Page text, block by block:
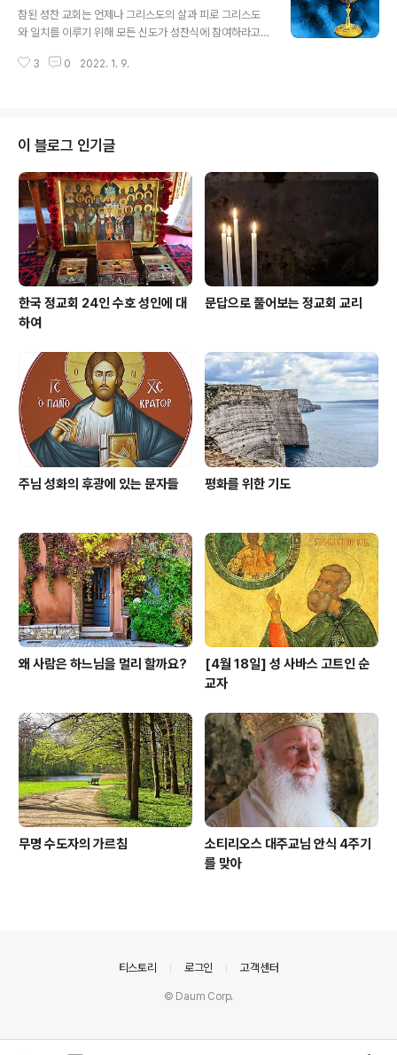
서가 있게 마련입니다. 그들에게 어떤 문제가 발생하면 모
두 참여하여 공동의 문제를 해결하기 위하여 의논하고 계
나가고 있는 것입니다. 그와 마찬가지로 신자로서 우리들
참된 성찬 교회는 언제나 그리스도의 살과 피로 그리스도
와 일치를 이루기 위해 모든 신도가 성찬식에 참여하라고
않는 사람은 자신의 영적 생활에 무슨 문제가 없는지 살펴
는 데에 있다. 그러므로 정교 공동체의 모든 구성원은 성찬
의 참여자가 되어야 하고 관람자가 되어서는 안된다. 주님
의 사도들과 초대 교인들 그리고 모든 교부께서도 주님과
의 일치를 그리고 또 그들 서로의 일치를 이 성찬식으로 생
활화하였다. 이처럼 성찬식에의 참여는 정교인의 생활에
있어서 절대적으로 필요한 신앙생활이다. 그런데 이 성..
3 0 2022. 1. 9.
이 블로그 인기글
한국 정교회 24인 수호 성인에 대
하여
문답으로 풀어보는 정교회 교리
주님 성화의 후광에 있는 문자들 평화를 위한 기도
왜 사람은 하느님을 멀리 할까요?
[4월 18일] 성 사바스 고트인 순
교자
무명 수도자의 가르침
소티리오스 대주교님 안식 4주기
를 맞아
티스토리 로그인 고객센터
© Daum Corp.